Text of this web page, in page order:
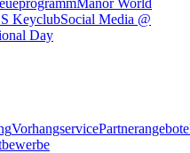
Manor World
KeyclubSocial Media @
Day
VorhangservicePartnerangebote